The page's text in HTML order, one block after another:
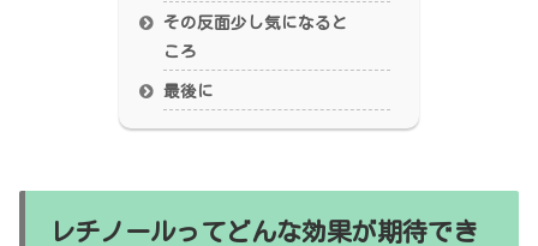
その反面少し気になると
ころ
最後に
レチノールってどんな効果が期待でき